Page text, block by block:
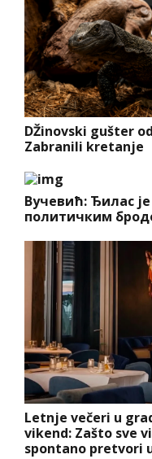
DŽinovski gušter
Zabranili kretanje
Вучевић: Ђилас
политичким
Letnje večeri u
vikend: Zašto sve
spontano pretvori